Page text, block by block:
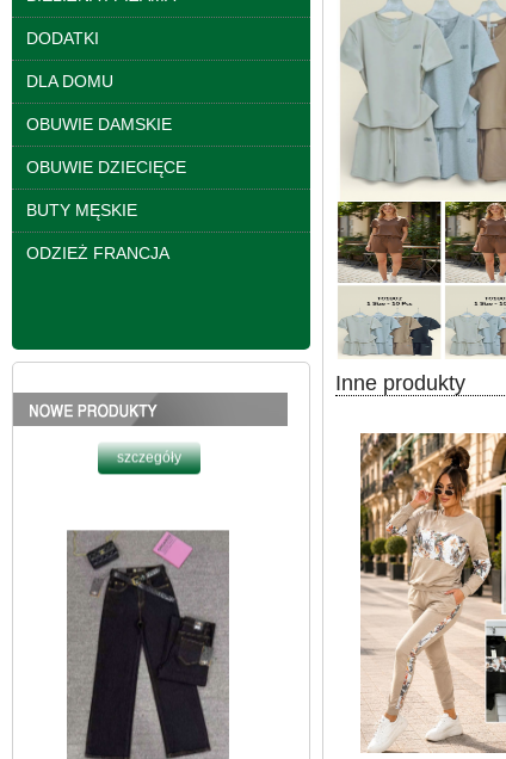
DODATKI
DLA DOMU
OBUWIE DAMSKIE
OBUWIE DZIECIĘCE
BUTY MĘSKIE
ODZIEŻ FRANCJA
Kolor Paczka 10 szt
Spodnie damskie
jeansy Roz 25-30, 1
szczegóły
Inne produkty